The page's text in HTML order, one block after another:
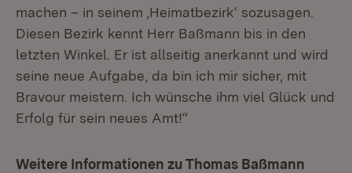
machen – in seinem ‚Heimatbezirk‘ sozusagen.
Diesen Bezirk kennt Herr Baßmann bis in den
letzten Winkel. Er ist allseitig anerkannt und wird
seine neue Aufgabe, da bin ich mir sicher, mit
Bravour meistern. Ich wünsche ihm viel Glück und
Erfolg für sein neues Amt!“
Weitere Informationen zu Thomas Baßmann